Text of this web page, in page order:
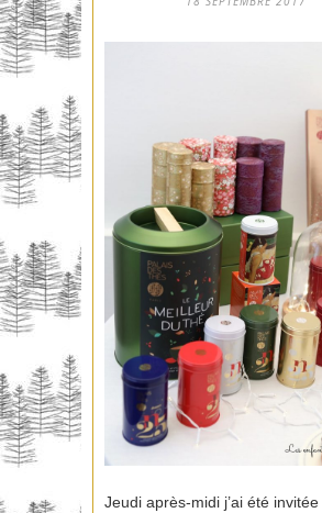
Jeudi après-midi j’ai été